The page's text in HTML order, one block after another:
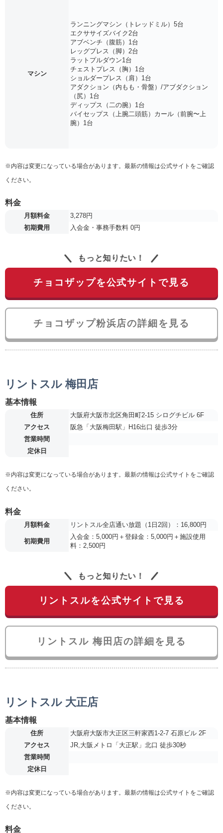
マシン
ランニングマシン（トレッドミル）5台
エクササイズバイク2台
アブベンチ（腹筋）1台
レッグプレス（脚）2台
ラットプルダウン1台
チェストプレス（胸）1台
ショルダープレス（肩）1台
アダクション（内もも・骨盤）/アブダクション
（尻）1台
ディップス（二の腕）1台
バイセップス（上腕二頭筋）カール（前腕〜上
腕）1台
※内容は変更になっている場合があります。最新の情報は公式サイトをご確認
ください。
料金
月額料金
3,278円
初期費用
入会金・事務手数料 0円
もっと知りたい！
チョコザップを公式サイトで見る
チョコザップ粉浜店の詳細を見る
リントスル 梅田店
基本情報
住所
大阪府大阪市北区角田町2-15 シログチビル 6F
アクセス
阪急「大阪梅田駅」H16出口 徒歩3分
営業時間
定休日
※内容は変更になっている場合があります。最新の情報は公式サイトをご確認
ください。
料金
月額料金 リントスル全店通い放題（1日2回）：16,800円
初期費用
入会金：5,000円＋登録金：5,000円＋施設使用
料：2,500円
もっと知りたい！
リントスルを公式サイトで見る
リントスル 梅田店の詳細を見る
リントスル 大正店
基本情報
住所
大阪府大阪市大正区三軒家西1-2-7 石原ビル 2F
アクセス
JR,大阪メトロ「大正駅」北口 徒歩30秒
営業時間
定休日
※内容は変更になっている場合があります。最新の情報は公式サイトをご確認
ください。
料金